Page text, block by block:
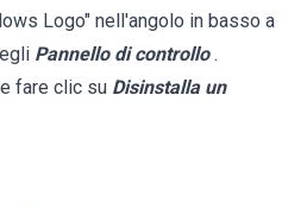
Logo" nell'angolo in basso a
Pannello di controllo .
e fare clic su Disinstalla un